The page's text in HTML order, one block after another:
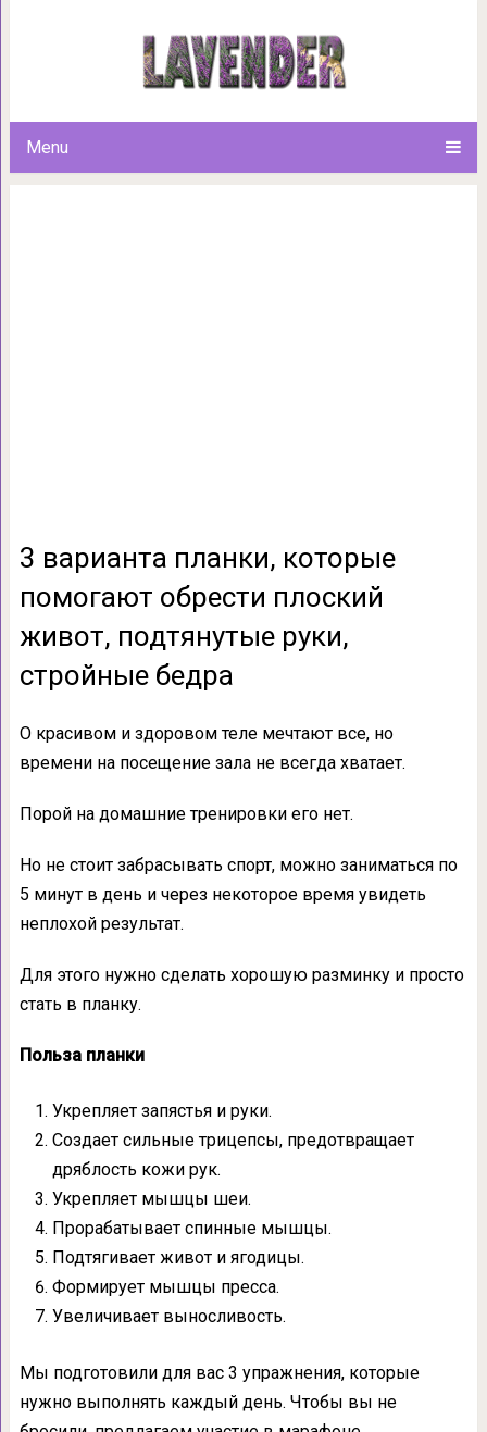
Menu
3 варианта планки,
живот, подтянутые
3 варианта планки, которые
помогают обрести плоский
живот, подтянутые руки,
стройные бедра
О красивом и здоровом теле мечтают все, но
времени на посещение зала не всегда хватает.
Порой на домашние тренировки его нет.
Но не стоит забрасывать спорт, можно заниматься по
5 минут в день и через некоторое время увидеть
неплохой результат.
Для этого нужно сделать хорошую разминку и просто
стать в планку.
Польза планки
Укрепляет запястья и руки.
Создает сильные трицепсы, предотвращает
дряблость кожи рук.
Укрепляет мышцы шеи.
Прорабатывает спинные мышцы.
Подтягивает живот и ягодицы.
Формирует мышцы пресса.
Увеличивает выносливость.
Мы подготовили для вас 3 упражнения, которые
нужно выполнять каждый день. Чтобы вы не